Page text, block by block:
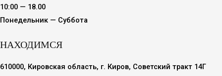
10:00 — 18.00
Понедельник — Суббота
НАХОДИМСЯ
610000, Кировская область, г. Киров, Советский тракт 14Г